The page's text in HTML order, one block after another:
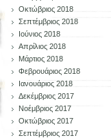
Οκτώβριος 2018
Σεπτέμβριος 2018
Ιούνιος 2018
Απρίλιος 2018
Μάρτιος 2018
Φεβρουάριος 2018
Ιανουάριος 2018
Δεκέμβριος 2017
Νοέμβριος 2017
Οκτώβριος 2017
Σεπτέμβριος 2017